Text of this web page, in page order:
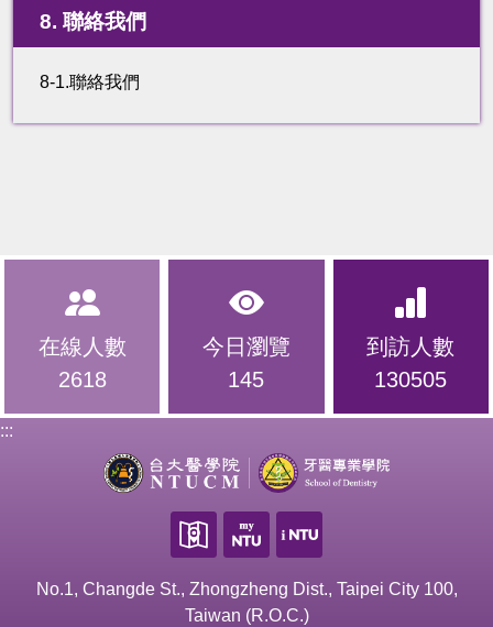
8. 聯絡我們
8-1.聯絡我們
在線人數
2618
今日瀏覽
145
到訪人數
130505
:::
No.1, Changde St., Zhongzheng Dist., Taipei City 100,
Taiwan (R.O.C.)